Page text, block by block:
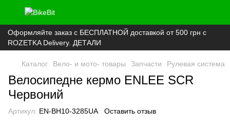
Оформляйте заказ с БЕСПЛАТНОЙ доставкой от 500 грн с
ROZETKA Delivery. ДЕТАЛИ
Каталог Вело- и мото- товары Запчасти Рулевая система
Велосипедне кермо ENLEE SCR
Червоний
Артикул: EN-BH10-3285UA Оставить отзыв